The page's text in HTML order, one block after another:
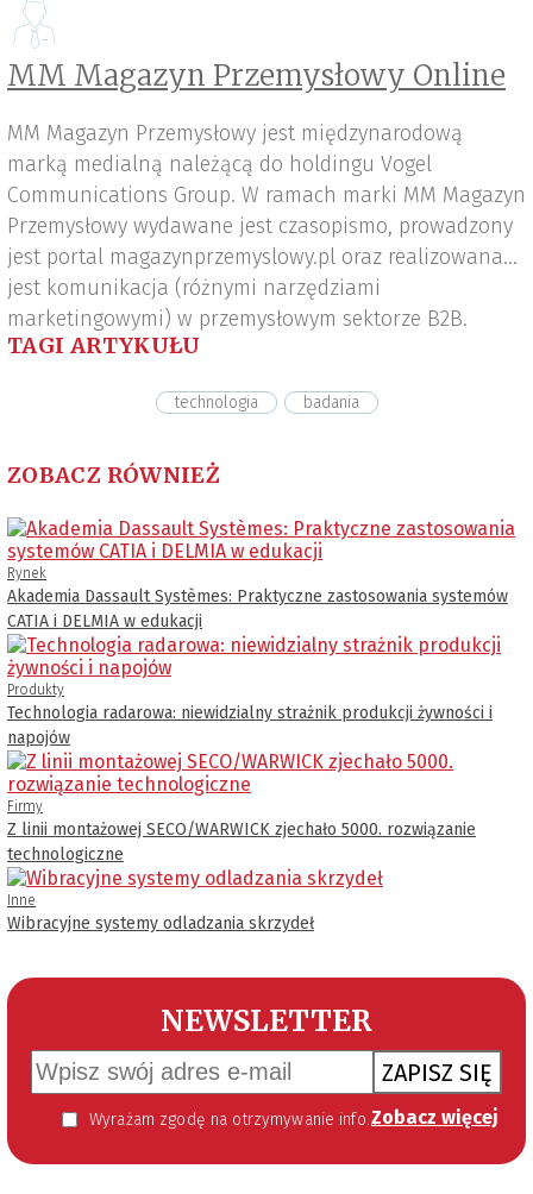
MM Magazyn Przemysłowy Online
MM Magazyn Przemysłowy jest międzynarodową
marką medialną należącą do holdingu Vogel
Communications Group. W ramach marki MM Magazyn
Przemysłowy wydawane jest czasopismo, prowadzony
jest portal magazynprzemyslowy.pl oraz realizowana
jest komunikacja (różnymi narzędziami
marketingowymi) w przemysłowym sektorze B2B.
TAGI ARTYKUŁU
technologia badania
ZOBACZ RÓWNIEŻ
Rynek
Akademia Dassault Systèmes: Praktyczne zastosowania systemów
CATIA i DELMIA w edukacji
Produkty
Technologia radarowa: niewidzialny strażnik produkcji żywności i
napojów
Firmy
Z linii montażowej SECO/WARWICK zjechało 5000. rozwiązanie
technologiczne
Inne
Wibracyjne systemy odladzania skrzydeł
NEWSLETTER
ZAPISZ SIĘ
Wyrażam zgodę na otrzymywanie informacji handlowej kierowanej do mnie za pomocą środków komunikacji elektronicznej w szczególności poczty elektronicznej zgodnie z przepisem art. 10 ust 2 ustawy z dnia 18 lipca 2002 roku o świadczeniu usług drogą elektroniczną (Dz. U. 144 z 2002 r. poz. 1204). Zgoda jest dobrowolna, jednak jej wyrażenie jest konieczne, aby otrzymywać newsletter. Zobacz więcej